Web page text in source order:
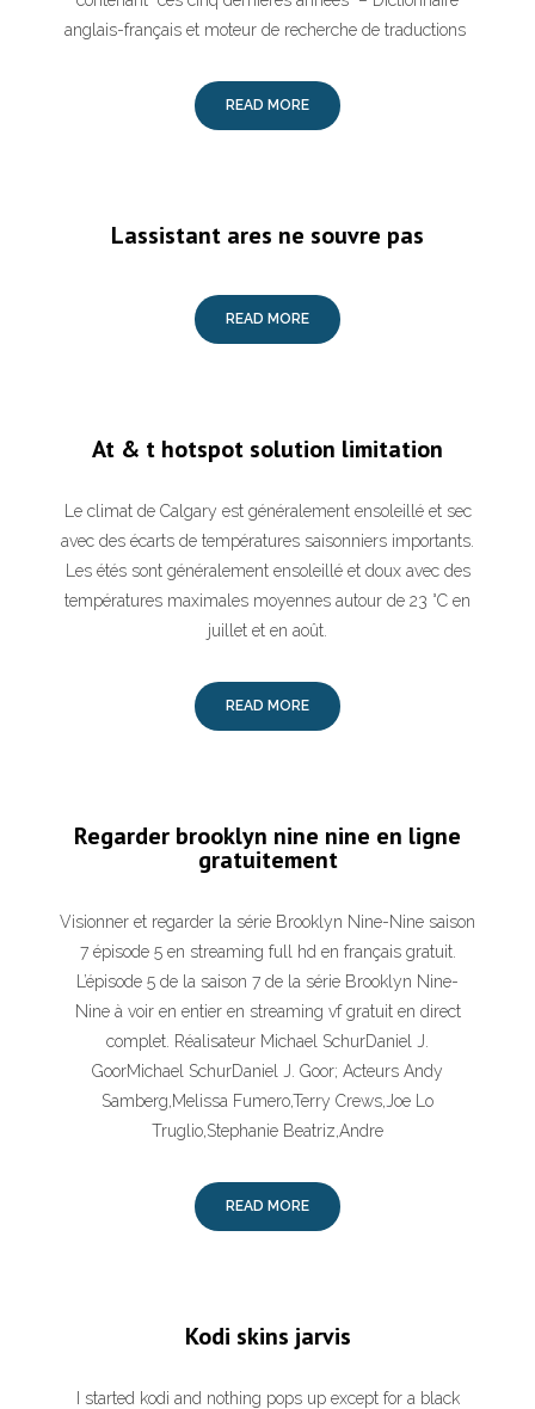
anglais-français et moteur de recherche de traductions
READ MORE
Lassistant ares ne souvre pas
READ MORE
At & t hotspot solution limitation
Le climat de Calgary est généralement ensoleillé et sec
avec des écarts de températures saisonniers importants.
Les étés sont généralement ensoleillé et doux avec des
températures maximales moyennes autour de 23 °C en
juillet et en août.
READ MORE
Regarder brooklyn nine nine en ligne
gratuitement
Visionner et regarder la série Brooklyn Nine-Nine saison
7 épisode 5 en streaming full hd en français gratuit.
L’épisode 5 de la saison 7 de la série Brooklyn Nine-
Nine à voir en entier en streaming vf gratuit en direct
complet. Réalisateur Michael SchurDaniel J.
GoorMichael SchurDaniel J. Goor; Acteurs Andy
Samberg,Melissa Fumero,Terry Crews,Joe Lo
Truglio,Stephanie Beatriz,Andre
READ MORE
Kodi skins jarvis
I started kodi and nothing pops up except for a black